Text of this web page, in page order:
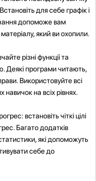
для себе графік і
допоможе вам
який ви охопили.
різні функції та
Деякі програми читають,
Використовуйте всі
навичок на всіх рівнях.
встановіть чіткі цілі
Багато додатків
які допоможуть
себе до